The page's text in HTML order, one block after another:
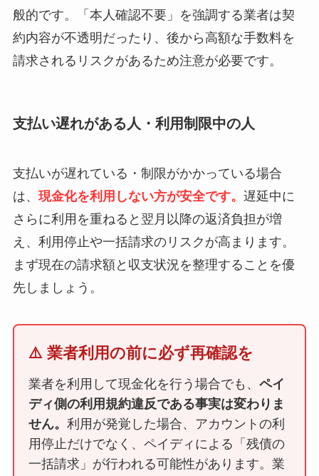
般的です。「本人確認不要」を強調する業者は契
約内容が不透明だったり、後から高額な手数料を
請求されるリスクがあるため注意が必要です。
支払い遅れがある人・利用制限中の人
支払いが遅れている・制限がかかっている場合
は、 現金化を利用しない方が安全です。 遅延中に
さらに利用を重ねると翌月以降の返済負担が増
え、利用停止や一括請求のリスクが高まります。
まず現在の請求額と収支状況を整理することを優
先しましょう。
⚠️ 業者利用の前に必ず再確認を
業者を利用して現金化を行う場合でも、 ペイ
ディ側の利用規約違反である事実は変わりま
せん。 利用が発覚した場合、アカウントの利
用停止だけでなく、ペイディによる「残債の
一括請求」が行われる可能性があります。業